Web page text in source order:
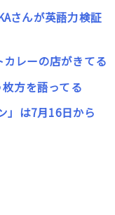
さんが英語力検証
レーの店がきてる
方を語ってる
」は7月16日から